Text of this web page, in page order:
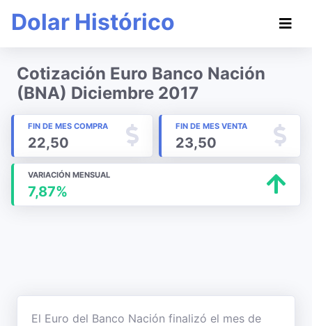
Dolar Histórico
Cotización Euro Banco Nación
(BNA) Diciembre 2017
FIN DE MES COMPRA
22,50
FIN DE MES VENTA
23,50
VARIACIÓN MENSUAL
7,87%
El Euro del Banco Nación finalizó el mes de